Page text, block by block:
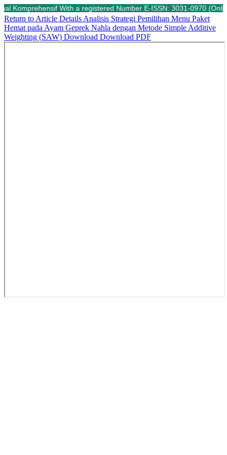
Komprehensif With a registered Number E-ISSN: 3031-0970
Return to Article Details Analisis Strategi Pemilihan Menu Paket
Hemat pada Ayam Geprek Nahla dengan Metode Simple Additive
Weighting (SAW) Download Download PDF